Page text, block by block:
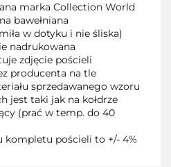
marka Collection World
bawełniana
w dotyku i nie śliska)
nadrukowana
zdjęcie pościeli
producenta na tle
sprzedawanego wzoru
jest taki jak na kołdrze
(prać w temp. do 40
kompletu pościeli to +/- 4%